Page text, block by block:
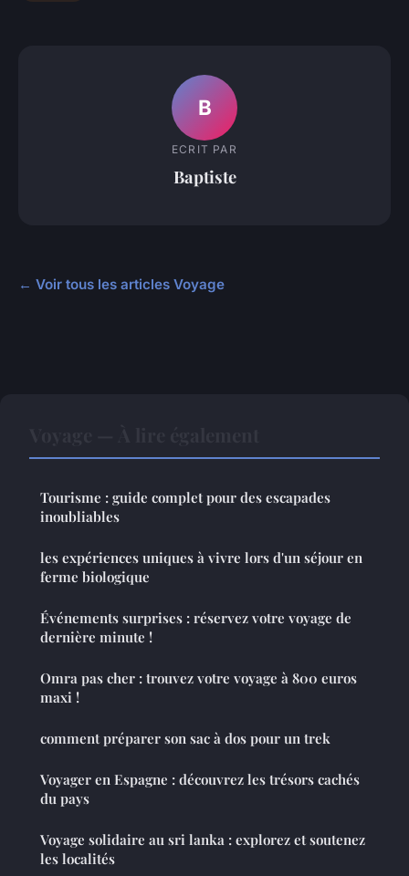
B
ECRIT PAR
Baptiste
← Voir tous les articles Voyage
Tourisme : guide complet pour des escapades
inoubliables
les expériences uniques à vivre lors d'un séjour en
ferme biologique
Événements surprises : réservez votre voyage de
dernière minute !
Omra pas cher : trouvez votre voyage à 800 euros
maxi !
comment préparer son sac à dos pour un trek
Voyager en Espagne : découvrez les trésors cachés
du pays
Voyage solidaire au sri lanka : explorez et soutenez
les localités